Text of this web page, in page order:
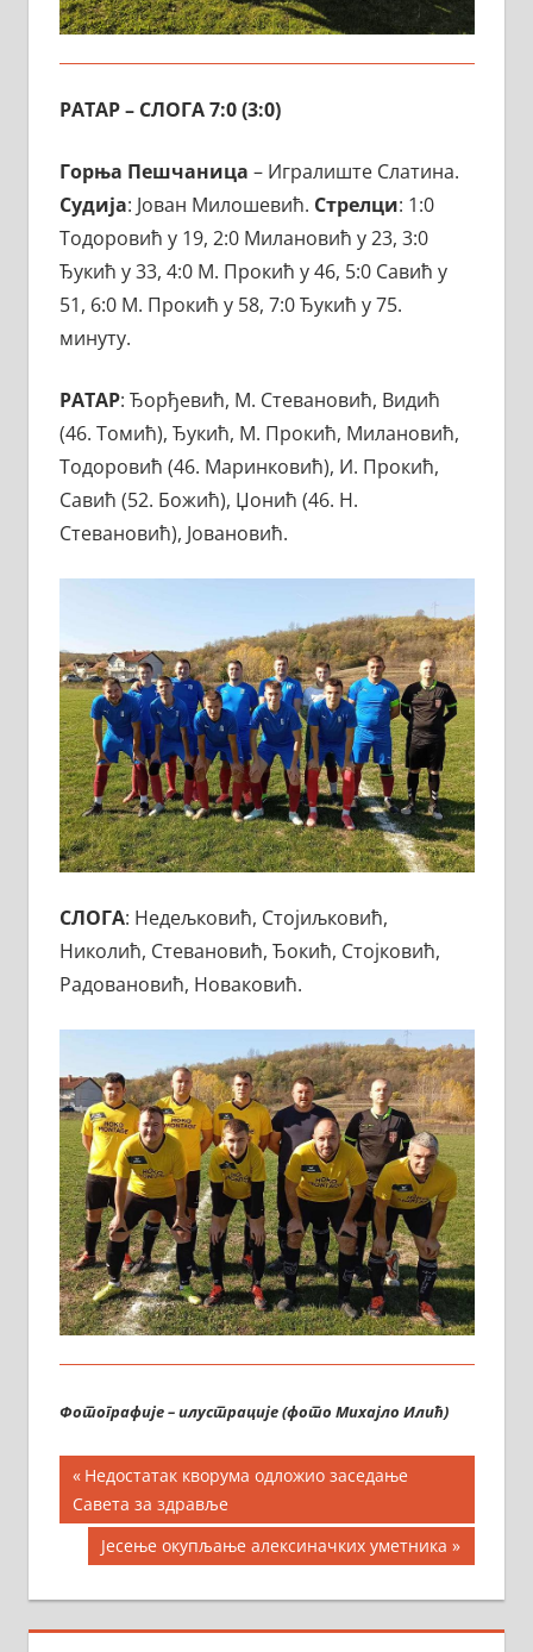
РАТАР – СЛОГА 7:0 (3:0)
Горња Пешчаница – Игралиште Слатина.
Судија: Јован Милошевић. Стрелци: 1:0
Тодоровић у 19, 2:0 Милановић у 23, 3:0
Ђукић у 33, 4:0 М. Прокић у 46, 5:0 Савић у
51, 6:0 М. Прокић у 58, 7:0 Ђукић у 75.
минуту.
РАТАР: Ђорђевић, М. Стевановић, Видић
(46. Томић), Ђукић, М. Прокић, Милановић,
Тодоровић (46. Маринковић), И. Прокић,
Савић (52. Божић), Џонић (46. Н.
Стевановић), Јовановић.
СЛОГА: Недељковић, Стојиљковић,
Николић, Стевановић, Ђокић, Стојковић,
Радовановић, Новаковић.
Фотографије – илустрације (фото Михајло Илић)
Кретање
чланка
Previous
Post:
Недостатак кворума одложио заседање
Савета за здравље
Next
Post:
Јесење окупљање алексиначких уметника